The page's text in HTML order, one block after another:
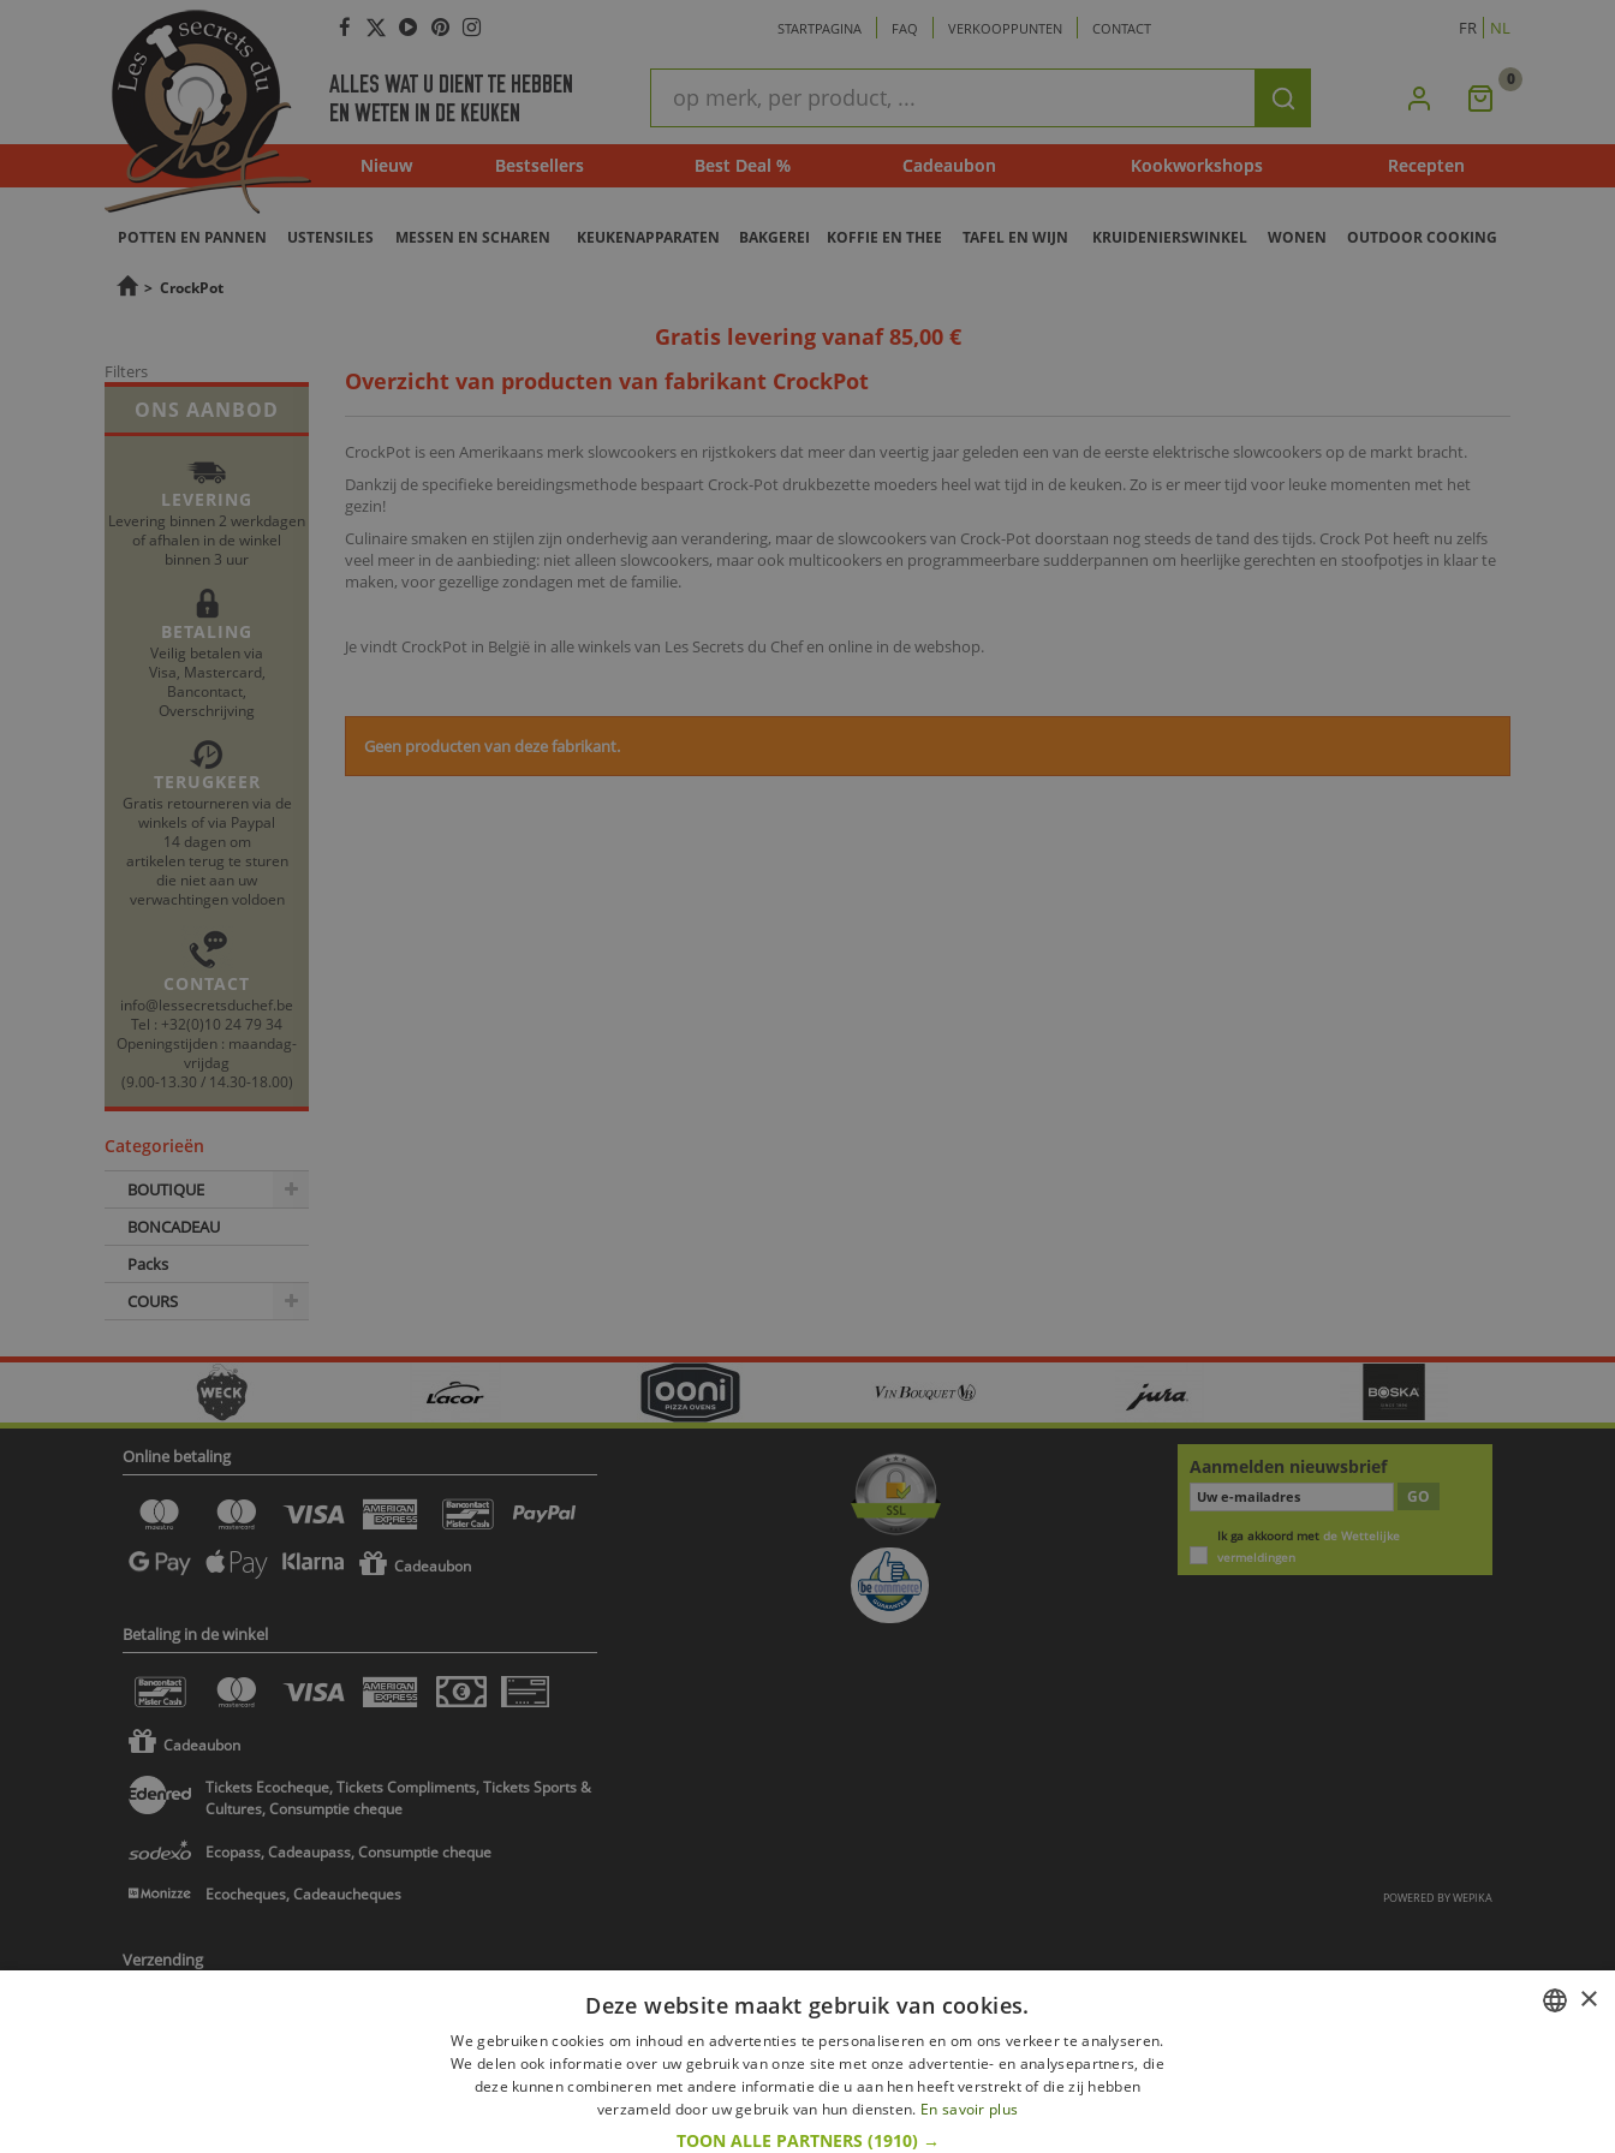
Facebook
Twitter
Youtube
Pinterest
Instagram STARTPAGINA FAQ VERKOOPPUNTEN CONTACT FR NL
ALLES WAT U DIENT TE HEBBEN
EN WETEN IN DE KEUKEN
zoeken
Zoeken Mijn
0
Nieuw Bestsellers Best Deal % Cadeaubon Kookworkshops Recepten
POTTEN EN PANNEN USTENSILES MESSEN EN SCHAREN KEUKENAPPARATEN BAKGEREI KOFFIE EN THEE TAFEL EN WIJN KRUIDENIERSWINKEL WONEN OUTDOOR COOKING
> CrockPot
Gratis levering vanaf 85,00 €
Filters
ONS AANBOD
LEVERING
Levering binnen 2 werkdagen
of afhalen in de winkel
binnen 3 uur
BETALING
Veilig betalen via
Visa, Mastercard,
Bancontact,
Overschrijving
TERUGKEER
Gratis retourneren via de
winkels of via Paypal
14 dagen om
artikelen terug te sturen
die niet aan uw
verwachtingen voldoen
CONTACT
info@lessecretsduchef.be
Tel : +32(0)10 24 79 34
Openingstijden : maandag-
vrijdag
(9.00-13.30 / 14.30-18.00)
Categorieën
BOUTIQUE
BONCADEAU
Packs
COURS
Overzicht van producten van fabrikant CrockPot
CrockPot is een Amerikaans merk slowcookers en rijstkokers dat meer dan veertig jaar geleden een van de eerste elektrische slowcookers op de markt bracht.
Dankzij de specifieke bereidingsmethode bespaart Crock-Pot drukbezette moeders heel wat tijd in de keuken. Zo is er meer tijd voor leuke momenten met het
gezin!
Culinaire smaken en stijlen zijn onderhevig aan verandering, maar de slowcookers van Crock-Pot doorstaan nog steeds de tand des tijds. Crock Pot heeft nu zelfs
veel meer in de aanbieding: niet alleen slowcookers, maar ook multicookers en programmeerbare sudderpannen om heerlijke gerechten en stoofpotjes in klaar te
maken, voor gezellige zondagen met de familie.
Je vindt CrockPot in België in alle winkels van Les Secrets du Chef en online in de webshop.
Geen producten van deze fabrikant.
Online betaling
Cadeaubon
Betaling in de winkel
Cadeaubon
Tickets Ecocheque, Tickets Compliments, Tickets Sports &
Cultures, Consumptie cheque
Ecopass, Cadeaupass, Consumptie cheque
Ecocheques, Cadeaucheques
Verzending
Aanmelden nieuwsbrief
GO
Ik ga akkoord met de Wettelijke
vermeldingen
POWERED BYWEPIKA
×
Deze website maakt gebruik van cookies.
We gebruiken cookies om inhoud en advertenties te personaliseren en om ons verkeer te analyseren.
We delen ook informatie over uw gebruik van onze site met onze advertentie- en analysepartners, die
deze kunnen combineren met andere informatie die u aan hen heeft verstrekt of die zij hebben
verzameld door uw gebruik van hun diensten. En savoir plus
TOON ALLE PARTNERS (1910) →